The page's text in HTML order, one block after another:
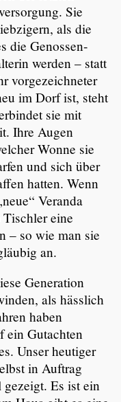
Sie
als die
die Genos­sen­
werden – statt
vorge­zeich­neter
im Dorf ist, steht
sie mit
Ihre Augen
Wonne sie
und sich über
hatten. Wenn
Veranda
eine
– so wie man sie
an.
Genera­tion
als hässlich
haben
ein Gutachten
Unser heutiger
in Auftrag
gezeigt. Es ist ein